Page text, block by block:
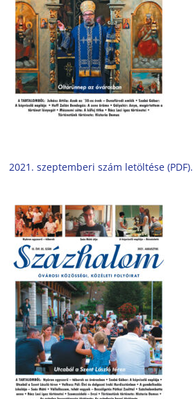
2021. szeptemberi szám letöltése (PDF).